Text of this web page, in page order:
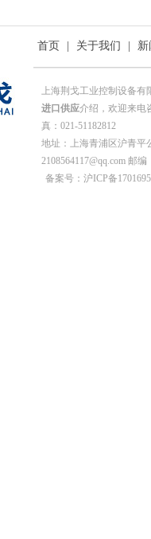
首页 关于我们
上海荆戈工业控制设备
进口供应介绍，欢迎来电
真：021-51182812
地址：上海青浦区沪青平
2108564117@qq.com 邮编
备案号：沪ICP备